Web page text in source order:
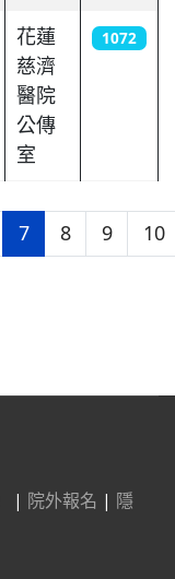
花蓮
慈濟
醫院
公傳
室
1072
第 7 頁，共 16 頁
7 8 9 10
| 院外報名 | 隱